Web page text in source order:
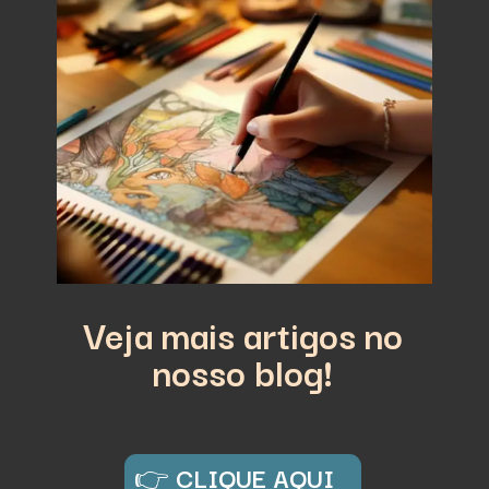
Veja mais artigos no
nosso blog!
👉 CLIQUE AQUI